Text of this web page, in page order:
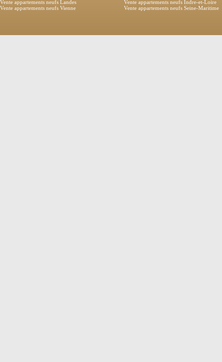
Vente appartements neufs Landes
Vente appartements neufs Indre-et-Loire
Vente appartements neufs Vienne
Vente appartements neufs Seine-Maritime